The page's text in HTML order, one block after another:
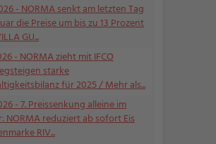
- NORMA senkt am letzten Tag
die Preise um bis zu 13 Prozent
GU...
- NORMA zieht mit IFCO
starke
für 2025 / Mehr als...
- 7. Preissenkung alleine im
NORMA reduziert ab sofort Eis
RIV...